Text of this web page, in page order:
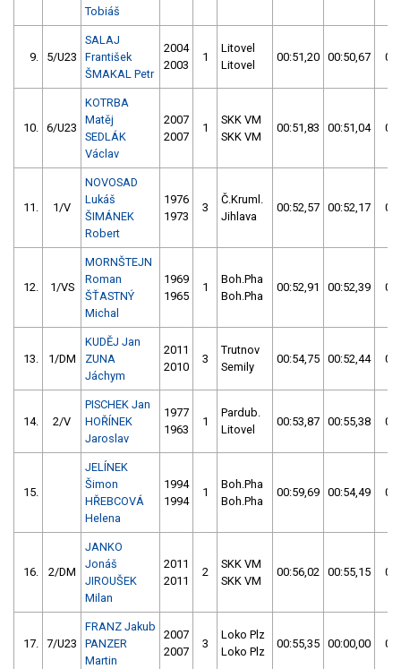
Tobiáš
9. 5/U23
SALAJ
František
ŠMAKAL Petr
2004
2003
1
Litovel
Litovel
00:51,20 00:50,67
10. 6/U23
KOTRBA
Matěj
SEDLÁK
Václav
2007
2007
1
SKK VM
SKK VM
00:51,83 00:51,04
11. 1/V
NOVOSAD
Lukáš
ŠIMÁNEK
Robert
1976
1973
3
Č.Kruml.
Jihlava
00:52,57 00:52,17
12. 1/VS
MORNŠTEJN
Roman
ŠŤASTNÝ
Michal
1969
1965
1
Boh.Pha
Boh.Pha
00:52,91 00:52,39
13. 1/DM
KUDĚJ Jan
ZUNA
Jáchym
2011
2010
3
Trutnov
Semily
00:54,75 00:52,44
14. 2/V
PISCHEK Jan
HOŘÍNEK
Jaroslav
1977
1963
1
Pardub.
Litovel
00:53,87 00:55,38
15.
JELÍNEK
Šimon
HŘEBCOVÁ
Helena
1994
1994
1
Boh.Pha
Boh.Pha
00:59,69 00:54,49
16. 2/DM
JANKO
Jonáš
JIROUŠEK
Milan
2011
2011
2
SKK VM
SKK VM
00:56,02 00:55,15
17. 7/U23
FRANZ Jakub
PANZER
Martin
2007
2007
3
Loko Plz
Loko Plz
00:55,35 00:00,00